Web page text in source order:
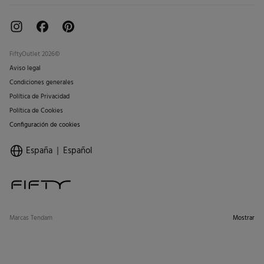
FiftyOutlet 2026©
Aviso legal
Condiciones generales
Política de Privacidad
Política de Cookies
Configuración de cookies
España Español
Marcas Tendam Mostrar